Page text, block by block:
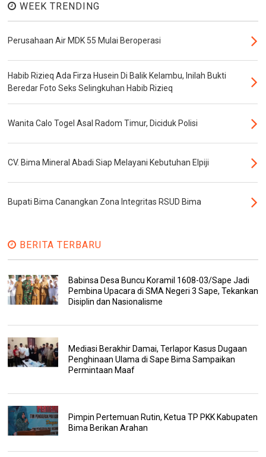
WEEK TRENDING
Perusahaan Air MDK 55 Mulai Beroperasi
Habib Rizieq Ada Firza Husein Di Balik Kelambu, Inilah Bukti
Beredar Foto Seks Selingkuhan Habib Rizieq
Wanita Calo Togel Asal Radom Timur, Diciduk Polisi
CV. Bima Mineral Abadi Siap Melayani Kebutuhan Elpiji
Bupati Bima Canangkan Zona Integritas RSUD Bima
BERITA TERBARU
Babinsa Desa Buncu Koramil 1608-03/Sape Jadi
Pembina Upacara di SMA Negeri 3 Sape, Tekankan
Disiplin dan Nasionalisme
Mediasi Berakhir Damai, Terlapor Kasus Dugaan
Penghinaan Ulama di Sape Bima Sampaikan
Permintaan Maaf
Pimpin Pertemuan Rutin, Ketua TP PKK Kabupaten
Bima Berikan Arahan